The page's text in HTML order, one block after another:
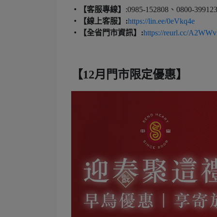
‧【客服專線】 :0985-152808、0800-399123
‧【線上客服】:https://lin.ee/0eVkq4e
‧【全省門市資訊】:https://reurl.cc/
【12月門市限定優惠】